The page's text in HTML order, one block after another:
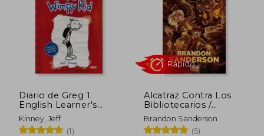
55%
dcto.
55%
dcto.
Diario de Greg 1.
English Learner's
Edition (en Inglés)
Kinney, Jeff
(1)
Alcatraz Contra Los
Bibliotecarios /
Alcatraz vs. the Evil
Librarians
Brandon Sanderson
(5)